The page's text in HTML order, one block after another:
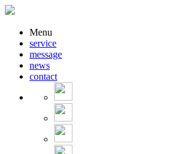
Menu
service
message
news
contact